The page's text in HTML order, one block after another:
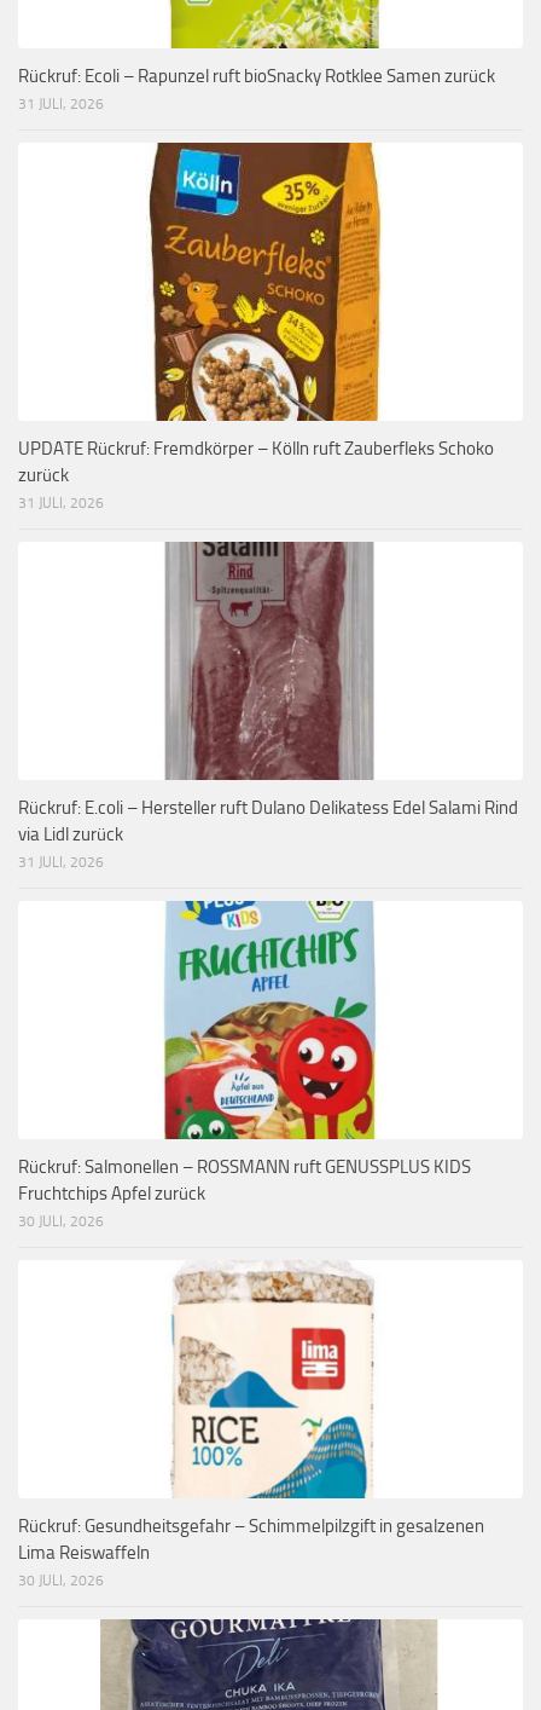
Rückruf: Ecoli – Rapunzel ruft bioSnacky Rotklee Samen zurück
31 JULI, 2026
UPDATE Rückruf: Fremdkörper – Kölln ruft Zauberfleks Schoko
zurück
31 JULI, 2026
Rückruf: E.coli – Hersteller ruft Dulano Delikatess Edel Salami Rind
via Lidl zurück
31 JULI, 2026
Rückruf: Salmonellen – ROSSMANN ruft GENUSSPLUS KIDS
Fruchtchips Apfel zurück
30 JULI, 2026
Rückruf: Gesundheitsgefahr – Schimmelpilzgift in gesalzenen
Lima Reiswaffeln
30 JULI, 2026